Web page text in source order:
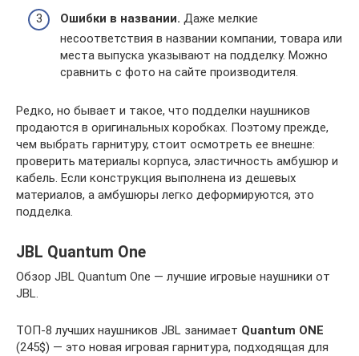
Ошибки в названии. Даже мелкие
несоответствия в названии компании, товара или
места выпуска указывают на подделку. Можно
сравнить с фото на сайте производителя.
Редко, но бывает и такое, что подделки наушников
продаются в оригинальных коробках. Поэтому прежде,
чем выбрать гарнитуру, стоит осмотреть ее внешне:
проверить материалы корпуса, эластичность амбушюр и
кабель. Если конструкция выполнена из дешевых
материалов, а амбушюры легко деформируются, это
подделка.
JBL Quantum One
Обзор JBL Quantum One — лучшие игровые наушники от
JBL.
ТОП-8 лучших наушников JBL занимает Quantum ONE
(245$) — это новая игровая гарнитура, подходящая для